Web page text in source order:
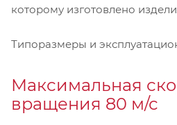
которому изготовлено
Типоразмеры и
Максимальная
вращения 80 м/с